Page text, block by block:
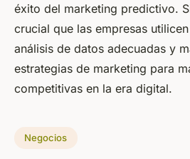
éxito del marketing predictivo.
crucial que las empresas
análisis de datos adecuadas y
estrategias de marketing para
competitivas en la era digital.
Negocios